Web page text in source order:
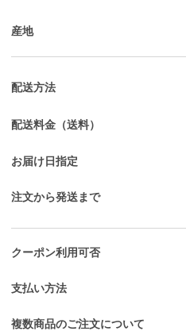
産地
配送方法
配送料金（送料）
お届け日指定
注文から発送まで
クーポン利用可否
支払い方法
複数商品のご注文について